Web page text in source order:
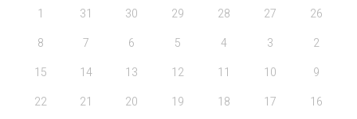
26
27
28
29
30
31
1
2
3
4
5
6
7
8
9
10
11
12
13
14
15
16
17
18
19
20
21
22